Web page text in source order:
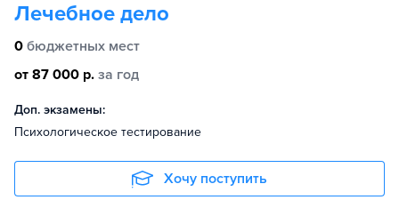
Лечебное дело
0 бюджетных мест
от 87 000 р. за год
Доп. экзамены:
Психологическое тестирование
Хочу поступить